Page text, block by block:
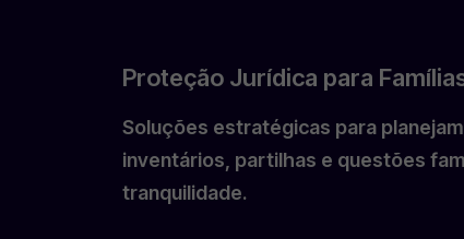
Proteção Jurídica para
Soluções estratégicas para
inventários, partilhas e questões
tranquilidade.